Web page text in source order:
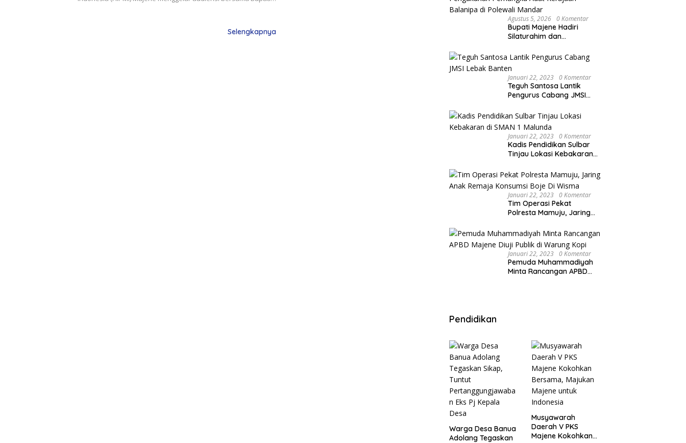
Selengkapnya
Agustus 5, 2026 0 Komentar
Bupati Majene Hadiri
Silaturahim dan
Adat Kerajaan Balanipa di
Polewali Mandar
Januari 22, 2023 0 Komentar
Teguh Santosa Lantik
Pengurus Cabang JMSI
Januari 22, 2023 0 Komentar
Kadis Pendidikan Sulbar
Tinjau Lokasi Kebakaran
Januari 22, 2023 0 Komentar
Tim Operasi Pekat
Polresta Mamuju, Jaring
Boje Di Wisma
Januari 22, 2023 0 Komentar
Pemuda Muhammadiyah
Minta Rancangan APBD
Pendidikan
Warga Desa Banua
Adolang Tegaskan
Musyawarah
Daerah V PKS
Majene Kokohkan